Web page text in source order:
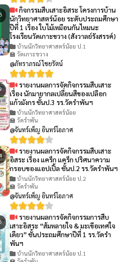
กิจกรรมสืบเสาะอิสระ โครงการบ้าน
นักวิทยาศาสตร์น้อย ระดับประถมศึกษา
ปีที่ 1 เรื่อง ใบไม้เหมือนกันไหมนะ
โรงเรียนวัดเกาะขวาง (สังวาลย์รังสรรค์)
บ้านนักวิทยาศาสตร์น้อย ป.1
🏫 วัดเกาะขวาง
@ภัทราภรณ์ ไชยรัตน์
รายงานผลการจัดกิจกรรมสืบเสาะ
เรื่อง นักมายากลเปลี่ยนสีของเปลือก
แก้วมังกร ชั้นป.3 รร.วัดรำพันฯ
บ้านนักวิทยาศาสตร์น้อย
🏫 วัดรำพัน
@จันทร์เพ็ญ อินทร์โอภาศ
รายงานผลการจัดกิจกรรมสืบเสาะ
อิสระ เรื่อง แคร็ก แคร็ก ปริศนาความ
กรอบของแอปเปิ้ล ชั้นป.2 รร.วัดรำพันฯ
บ้านนักวิทยาศาสตร์น้อย ป.2
🏫 วัดรำพัน
@จันทร์เพ็ญ อินทร์โอภาศ
รายงานผลการจัดกิจกรรมการสืบ
เสาะอิสระ “ส้มหลายใจ & มะเขือเทศใจ
เดียว” ชั้นประถมศึกษาปีที่ 1 รร.วัดรำ
พันฯ
บ้านนักวิทยาศาสตร์น้อย ป.1